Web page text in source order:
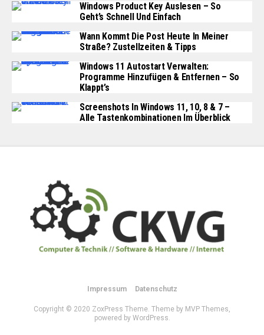
Windows Product Key Auslesen – So
Geht’s Schnell Und Einfach
Wann Kommt Die Post Heute In Meiner
Straße? Zustellzeiten & Tipps
Windows 11 Autostart Verwalten:
Programme Hinzufügen & Entfernen – So
Klappt’s
Screenshots In Windows 11, 10, 8 & 7 –
Alle Tastenkombinationen Im Überblick
Impressum Datenschutz
Copyright © 2020 ZoxPress Theme. Theme by MVP Themes,
powered by WordPress.